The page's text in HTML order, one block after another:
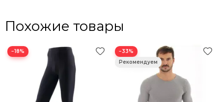
Похожие товары
−18% −33%